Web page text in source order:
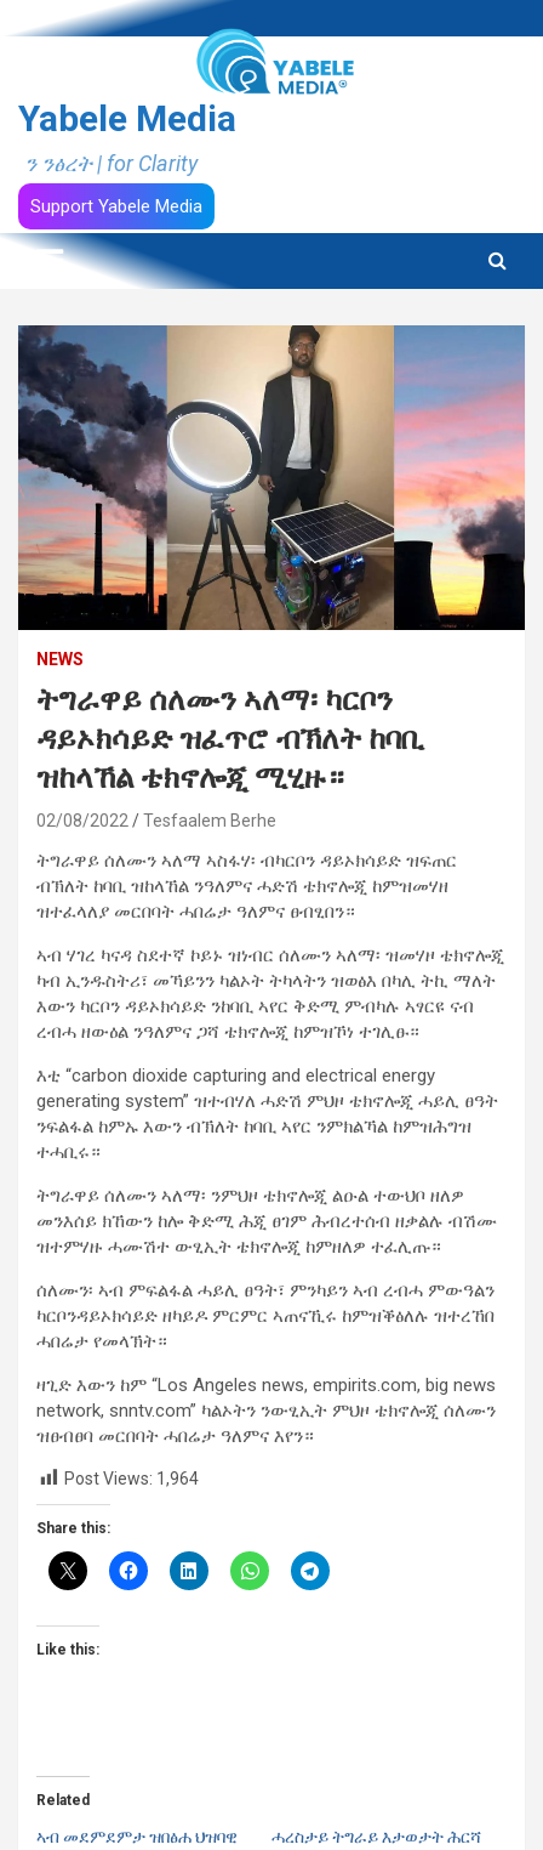
to
Yabele Media
ን ንፅረት | for Clarity
Support Yabele Media
NEWS
ትግራዋይ ሰለሙን ኣለማ፡ ካርቦን
ዳይኦክሳይድ ዝፈጥሮ ብኽለት ከባቢ
ዝከላኸል ቴክኖሎጂ ሚሂዙ።
02/08/2022 Tesfaalem Berhe
ትግራዋይ ሰለሙን ኣለማ ኣስፋሃ፡ ብካርቦን ዳይኦክሳይድ ዝፍጠር
ብኽለት ከባቢ ዝከላኸል ንዓለምና ሓድሽ ቴክኖሎጂ ከምዝመሃዘ
ዝተፈላለያ መርበባት ሓበሬታ ዓለምና ፀብፂበን።
ኣብ ሃገረ ካናዳ ስደተኛ ኮይኑ ዝነብር ሰለሙን ኣለማ፡ ዝመሃዞ ቴክኖሎጂ
ካብ ኢንዱስትሪ፣ መኻይንን ካልኦት ትካላትን ዝወፅእ በካሊ ትኪ ማለት
እውን ካርቦን ዳይኦክሳይድ ንከባቢ ኣየር ቅድሚ ምብካሉ ኣፃርዩ ናብ
ረብሓ ዘውዕል ንዓለምና ጋሻ ቴክኖሎጂ ከምዝኾነ ተገሊፁ።
እቲ “carbon dioxide capturing and electrical energy
generating system” ዝተብሃለ ሓድሽ ምህዞ ቴክኖሎጂ ሓይሊ ፀዓት
ንፍልፋል ከምኡ እውን ብኽለት ከባቢ ኣየር ንምክልኻል ከምዝሕግዝ
ተሓቢሩ።
ትግራዋይ ሰለሙን ኣለማ፡ ንምህዞ ቴክኖሎጂ ልዑል ተውህቦ ዘለዎ
መንእሰይ ክኸውን ከሎ ቅድሚ ሕጂ ፀገም ሕብረተሰብ ዘቃልሉ ብሽሙ
ዝተምሃዙ ሓሙሽተ ውፂኢት ቴክኖሎጂ ከምዘለዎ ተፈሊጡ።
ሰለሙን፡ ኣብ ምፍልፋል ሓይሊ ፀዓት፣ ምንካይን ኣብ ረብሓ ምውዓልን
ካርቦንዳይኦክሳይድ ዘካይዶ ምርምር ኣጠናኺሩ ከምዝቕፅለሉ ዝተረኸበ
ሓበሬታ የመላኽት።
ዛጊድ እውን ከም “Los Angeles news, empirits.com, big news
network, snntv.com” ካልኦትን ንውፂኢት ምህዞ ቴክኖሎጂ ሰለሙን
ዝፀብፀባ መርበባት ሓበሬታ ዓለምና እየን።
Post Views: 1,964
Share this:
Like this:
Related
ኣብ መደምደምታ ዝበፅሐ ህዝባዊ
ሓረስታይ ትግራይ እታወታት ሕርሻ